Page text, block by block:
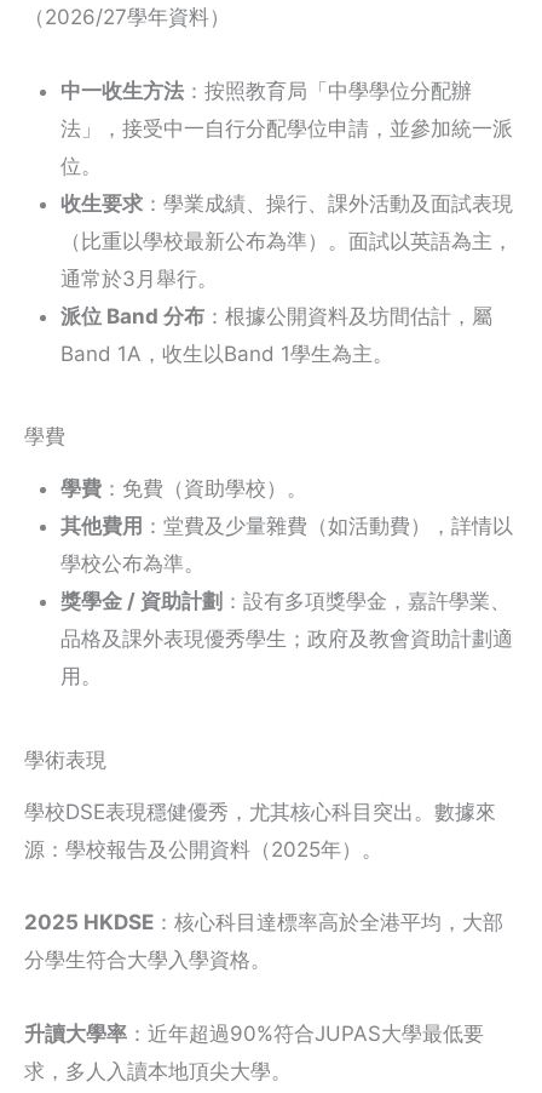
（2026/27學年資料）
中一收生方法 ：按照教育局「中學學位分配辦
法」，接受中一自行分配學位申請，並參加統一派
位。
收生要求 ：學業成績、操行、課外活動及面試表現
（比重以學校最新公布為準）。面試以英語為主，
通常於3月舉行。
派位 Band 分布 ：根據公開資料及坊間估計，屬
Band 1A，收生以Band 1學生為主。
學費
學費 ：免費（資助學校）。
其他費用 ：堂費及少量雜費（如活動費），詳情以
學校公布為準。
獎學金 / 資助計劃 ：設有多項獎學金，嘉許學業、
品格及課外表現優秀學生；政府及教會資助計劃適
用。
學術表現
學校DSE表現穩健優秀，尤其核心科目突出。數據來
源：學校報告及公開資料（2025年）。
2025 HKDSE ：核心科目達標率高於全港平均，大部
分學生符合大學入學資格。
升讀大學率 ：近年超過90%符合JUPAS大學最低要
求，多人入讀本地頂尖大學。